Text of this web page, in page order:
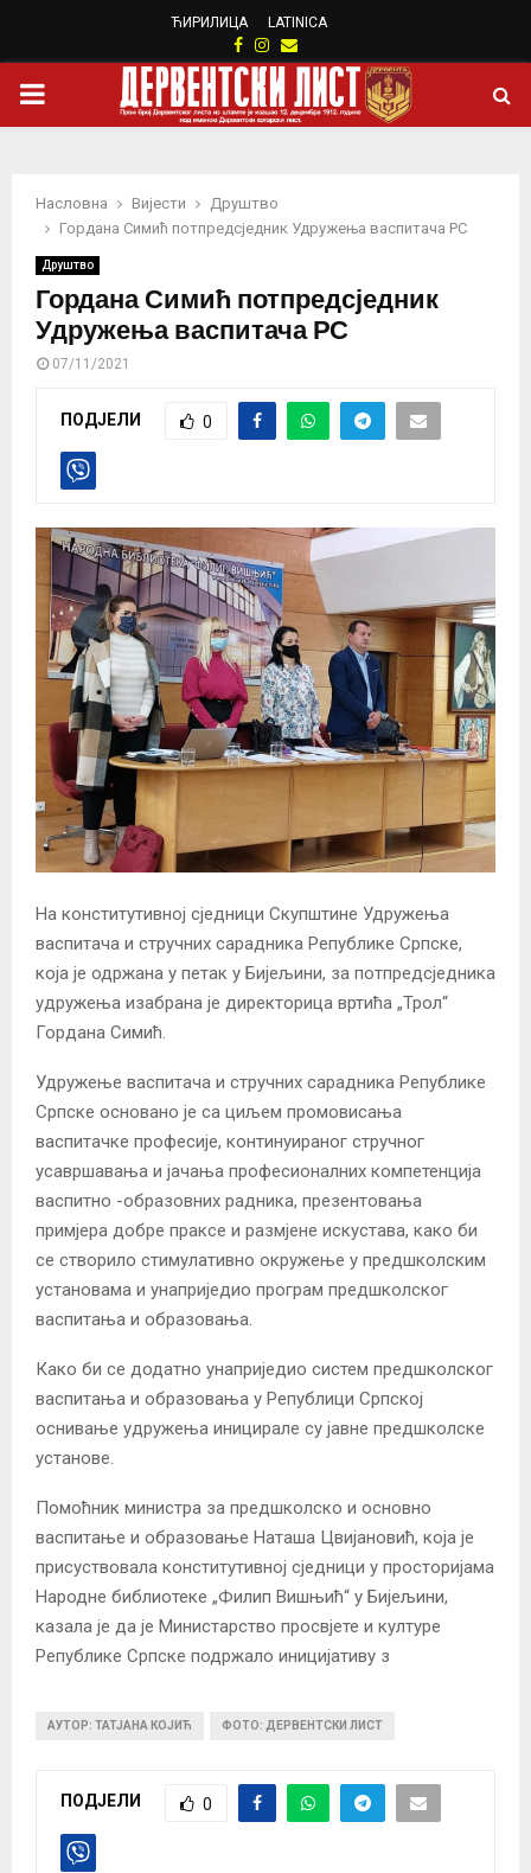
ЋИРИЛИЦА LATINICA
Facebook
Instagram
Email
PRIMARY
Насловна Вијести
Друштво
Гордана Симић потпредсједник Удружења васпитача РС
Друштво
Гордана Симић потпредсједник
Удружења васпитача РС
07/11/2021
ПОДЈЕЛИ 0
На конститутивној сједници Скупштине Удружења
васпитача и стручних сарадника Републике Српске,
која је одржана у петак у Бијељини, за потпредсједника
удружења изабрана је директорица вртића „Трол“
Гордана Симић.
Удружење васпитача и стручних сарадника Републике
Српске основано је са циљем промовисања
васпитачке професије, континуираног стручног
усавршавања и јачања професионалних компетенција
васпитно -образовних радника, презентовања
примјера добре праксе и размјене искустава, како би
се створило стимулативно окружење у предшколским
установама и унаприједио програм предшколског
васпитања и образовања.
Како би се додатно унаприједио систем предшколског
васпитања и образовања у Републици Српској
оснивање удружења иницирале су јавне предшколске
установе.
Помоћник министра за предшколско и основно
васпитање и образовање Наташа Цвијановић, која је
присуствовала конститутивној сједници у просторијама
Народне библиотеке „Филип Вишњић“ у Бијељини,
казала је да је Министарство просвјете и културе
Републике Српске подржало иницијативу з
АУТОР: ТАТЈАНА КОЈИЋ ФОТО: ДЕРВЕНТСКИ ЛИСТ
ПОДЈЕЛИ 0